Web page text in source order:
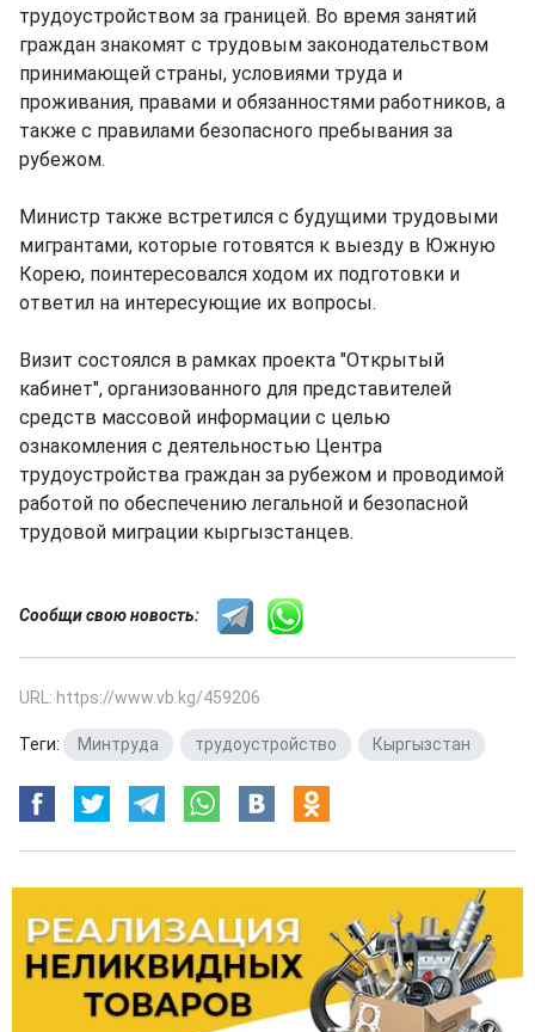
трудоустройством за границей. Во время занятий
граждан знакомят с трудовым законодательством
принимающей страны, условиями труда и
проживания, правами и обязанностями работников, а
также с правилами безопасного пребывания за
рубежом.
Министр также встретился с будущими трудовыми
мигрантами, которые готовятся к выезду в Южную
Корею, поинтересовался ходом их подготовки и
ответил на интересующие их вопросы.
Визит состоялся в рамках проекта "Открытый
кабинет", организованного для представителей
средств массовой информации с целью
ознакомления с деятельностью Центра
трудоустройства граждан за рубежом и проводимой
работой по обеспечению легальной и безопасной
трудовой миграции кыргызстанцев.
Сообщи свою новость:
URL: https://www.vb.kg/459206
Теги: Минтруда трудоустройство Кыргызстан